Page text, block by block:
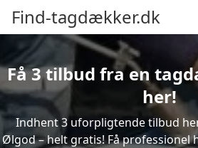
Find-tagdækker.dk
Få 3 tilbud fra en
her!
Indhent 3 uforpligtende tilbud
Ølgod – helt gratis! Få